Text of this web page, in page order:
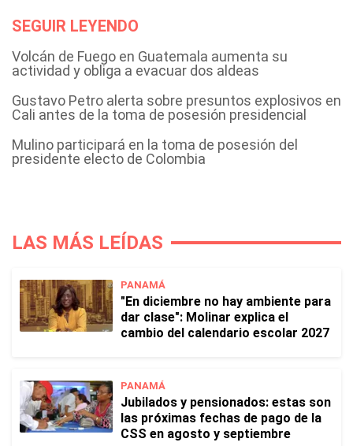
SEGUIR LEYENDO
Volcán de Fuego en Guatemala aumenta su
actividad y obliga a evacuar dos aldeas
Gustavo Petro alerta sobre presuntos explosivos en
Cali antes de la toma de posesión presidencial
Mulino participará en la toma de posesión del
presidente electo de Colombia
LAS MÁS LEÍDAS
PANAMÁ
"En diciembre no hay ambiente para
dar clase": Molinar explica el
cambio del calendario escolar 2027
PANAMÁ
Jubilados y pensionados: estas son
las próximas fechas de pago de la
CSS en agosto y septiembre